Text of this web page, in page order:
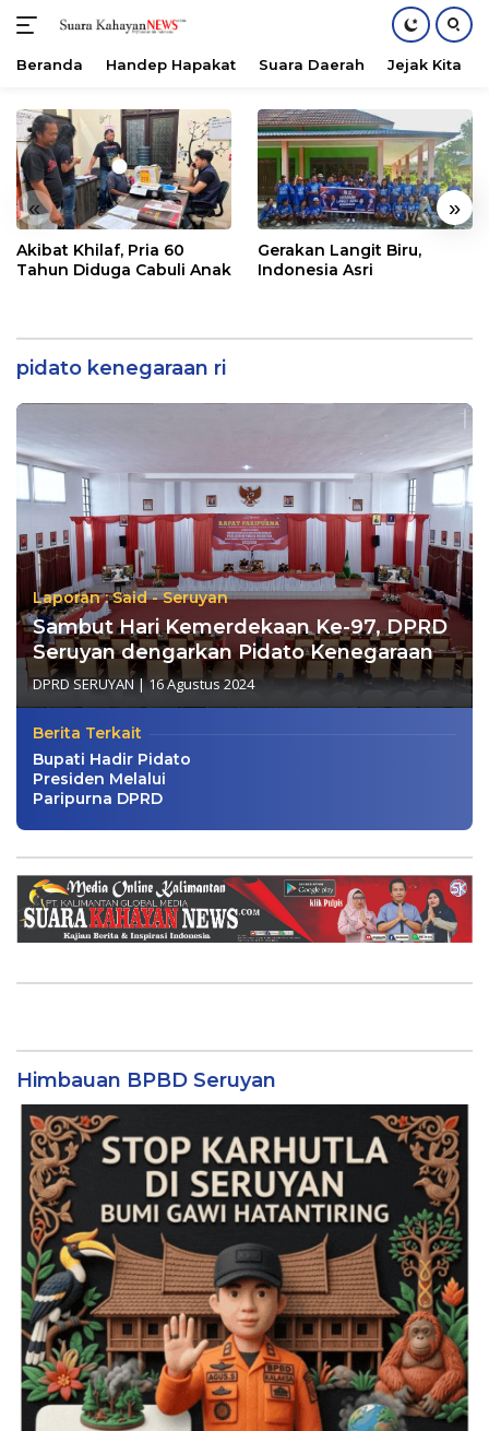
konten
Beranda Handep Hapakat Suara Daerah Jejak Kita
« »
Akibat Khilaf, Pria 60
Tahun Diduga Cabuli Anak
Gerakan Langit Biru,
Indonesia Asri
pidato kenegaraan ri
Laporan : Said - Seruyan
Sambut Hari Kemerdekaan Ke-97, DPRD
Seruyan dengarkan Pidato Kenegaraan
DPRD SERUYAN|16 Agustus 2024
Berita Terkait
Bupati Hadir Pidato
Presiden Melalui
Paripurna DPRD
Himbauan BPBD Seruyan